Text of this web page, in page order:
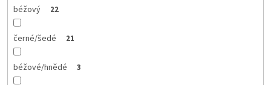
béžový 22
černé/šedé 21
béžové/hnědé 3